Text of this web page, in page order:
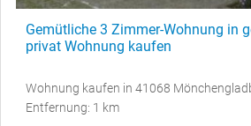
Gemütliche 3 Zimmer-Wohnung in
privat Wohnung kaufen
Wohnung kaufen in 41068
Entfernung: 1 km